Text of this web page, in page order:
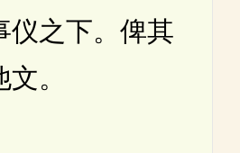
仪之下。俾其
。